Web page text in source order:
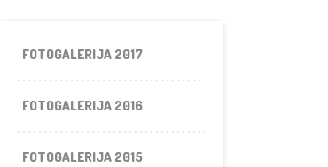
FOTOGALERIJA 2017
FOTOGALERIJA 2016
FOTOGALERIJA 2015